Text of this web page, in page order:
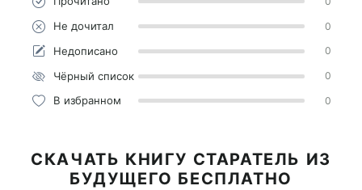
Не дочитал 0
Недописано 0
Чёрный список 0
В избранном 0
СКАЧАТЬ КНИГУ СТАРАТЕЛЬ ИЗ
БУДУЩЕГО БЕСПЛАТНО